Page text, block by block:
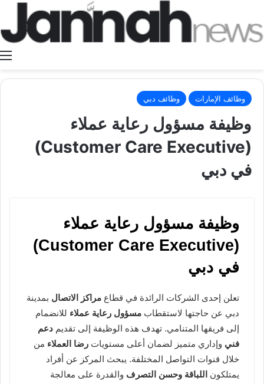
وظائف الإمارات وظائف دبي
وظيفة مسؤول رعاية عملاء
(Customer Care Executive)
في دبي
وظيفة مسؤول رعاية عملاء
(Customer Care Executive)
في دبي
تعلن إحدى الشركات الرائدة في قطاع مراكز الاتصال بمدينة
دبي عن حاجتها لاستقطاب مسؤول رعاية عملاء للانضمام
إلى فريقها المتنامي. تهدف هذه الوظيفة إلى تقديم دعم
فني وإداري متميز لضمان أعلى مستويات رضا العملاء من
خلال قنوات التواصل المختلفة. يبحث المركز عن أفراد
يمتلكون اللباقة وحسن التصرف والقدرة على معالجة